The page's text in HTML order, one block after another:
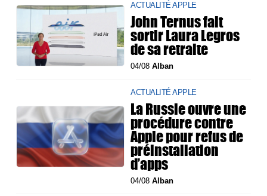
ACTUALITÉ APPLE
John Ternus fait
sortir Laura Legros
de sa retraite
04/08Alban
ACTUALITÉ APPLE
La Russie ouvre une
procédure contre
Apple pour refus de
préinstallation
d’apps
04/08Alban